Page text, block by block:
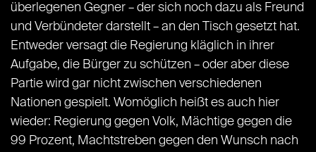
überlegenen Gegner – der sich noch dazu als Freund
und Verbündeter darstellt – an den Tisch gesetzt hat.
Entweder versagt die Regierung kläglich in ihrer
Aufgabe, die Bürger zu schützen – oder aber diese
Partie wird gar nicht zwischen verschiedenen
Nationen gespielt. Womöglich heißt es auch hier
wieder: Regierung gegen Volk, Mächtige gegen die
99 Prozent, Machtstreben gegen den Wunsch nach